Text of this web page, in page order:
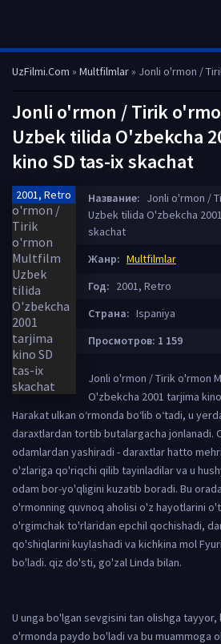
UzFilmi.Com » Multfilmlar» Jonli o'rmon / Tirik o'rmon Multfilm
Jonli o'rmon / Tirik
Uzbek tilida O'zbekcha
kino SD tas-ix skachat
2001, Retro Название: Jonli o'rmon /
Uzbek tilida O'zbekcha
skachat
Жанр: Multfilmlar
Год: 2001, Retro
Страна: Ispaniya
Просмотров: 1 159
Jonli o'rmon / Tirik o'rmon
O'zbekcha 2001 tarjima
Harakat ulkan o‘rmonda bo‘lib o‘tadi, u
daraxtlardan tortib butalargacha jonlanadi.
odamlardan yashiradi - daraxtlar hatto
o'zlariga qo'riqchi qilib tayinladilar va u
odam bor-yo'qligini kuzatib boradi. Bu
o'rmonning quvnoq aholisi o'z hayotlarini
o'rgimchak to'rlaridan epchil qochishadi,
qo'shiqlarini kuylashadi va kichkina mol
bo'ladi. qiz do'sti, go'zal Linda bilan.
U unga bo'lgan sevgisini tan olishga
o'rmonda paydo bo'ladi va bu muammoga